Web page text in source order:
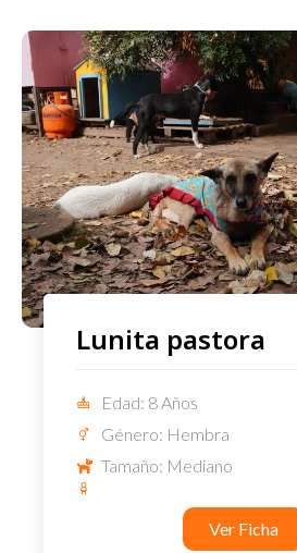
Lunita pastora
Edad: 8 Años
Género: Hembra
Tamaño: Mediano
Ver Ficha